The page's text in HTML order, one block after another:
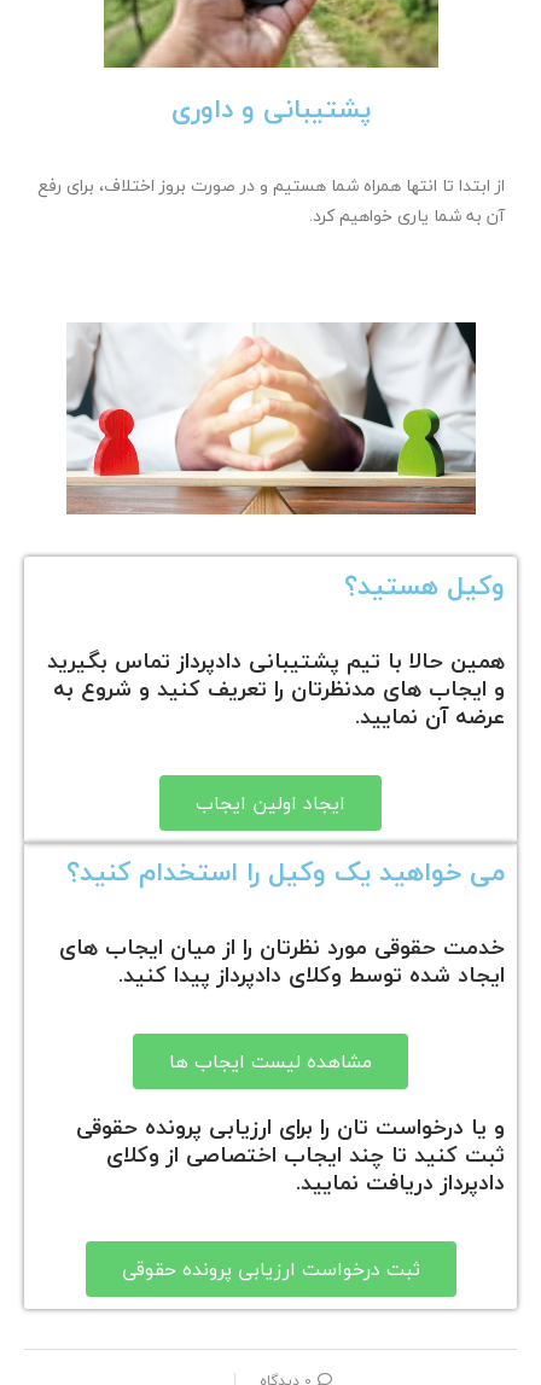
پشتیبانی و داوری
از ابتدا تا انتها همراه شما هستیم و در صورت بروز اختلاف، برای رفع
آن به شما یاری خواهیم کرد.
وکیل هستید؟
همین حالا با تیم پشتیبانی دادپرداز تماس بگیرید
و ایجاب های مدنظرتان را تعریف کنید و شروع به
عرضه آن نمایید.
ایجاد اولین ایجاب
می خواهید یک وکیل را استخدام کنید؟
خدمت حقوقی مورد نظرتان را از میان ایجاب های
ایجاد شده توسط وکلای دادپرداز پیدا کنید.
مشاهده لیست ایجاب ها
و یا درخواست تان را برای ارزیابی پرونده حقوقی
ثبت کنید تا چند ایجاب اختصاصی از وکلای
دادپرداز دریافت نمایید.
ثبت درخواست ارزیابی پرونده حقوقی